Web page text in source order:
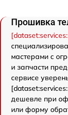
Прошивка
мастерами с
и запчасти
сервисе
дешевле при
или форму